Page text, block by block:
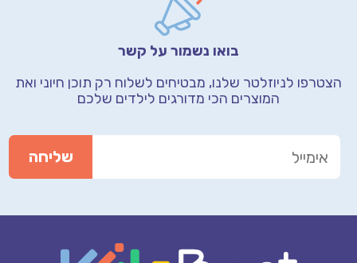
בואו נשמור על קשר
הצטרפו לניוזלטר שלנו, מבטיחים לשלוח רק תוכן חיוני ואת
המוצרים הכי מדורגים לילדים שלכם